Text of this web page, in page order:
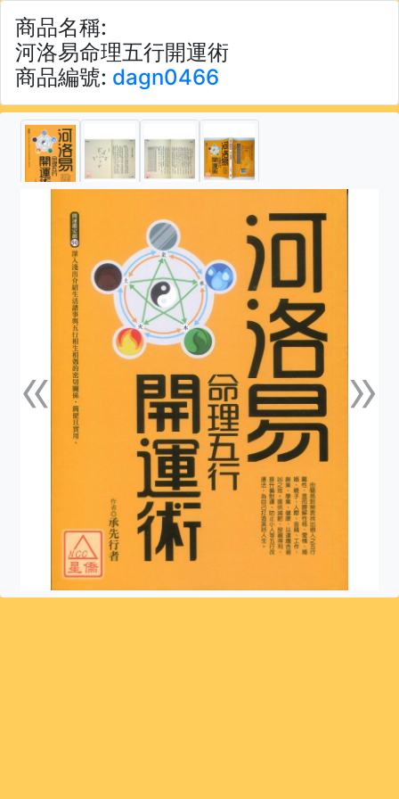
商品名稱:
河洛易命理五行開運術
商品編號: dagn0466
«上一張 »下一